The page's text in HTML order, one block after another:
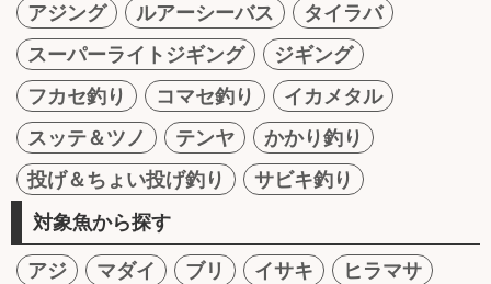
アジング
ルアーシーバス
タイラバ
スーパーライトジギング
ジギング
フカセ釣り
コマセ釣り
イカメタル
スッテ＆ツノ
テンヤ
かかり釣り
投げ＆ちょい投げ釣り
サビキ釣り
対象魚から探す
アジ マダイ ブリ イサキ
ヒラマサ